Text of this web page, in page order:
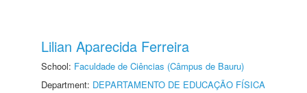
Lilian Aparecida Ferreira
School: Faculdade de Ciências (Câmpus de Bauru)
Department: DEPARTAMENTO DE EDUCAÇÃO FÍSICA